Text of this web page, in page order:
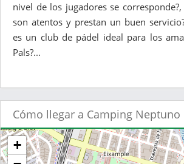
nivel de los jugadores se
son atentos y prestan un buen
es un club de pádel ideal para los
Pals?...
Cómo llegar a Camping Neptuno
+